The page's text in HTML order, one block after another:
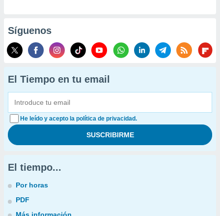
Síguenos
El Tiempo en tu email
He leído y acepto la política de privacidad.
El tiempo...
Por horas
PDF